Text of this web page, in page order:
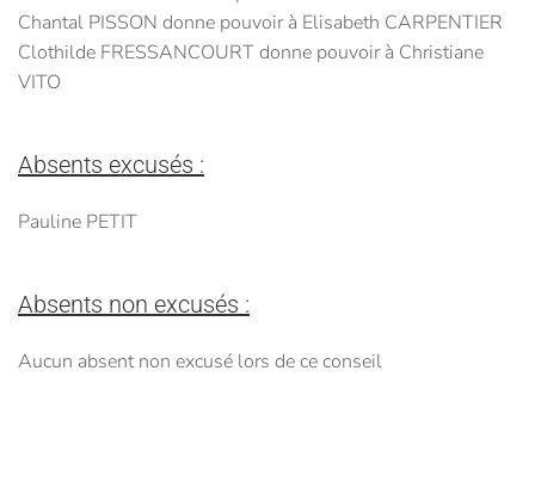
Chantal PISSON donne pouvoir à Elisabeth CARPENTIER
Clothilde FRESSANCOURT donne pouvoir à Christiane
VITO
Absents excusés :
Pauline PETIT
Absents non excusés :
Aucun absent non excusé lors de ce conseil